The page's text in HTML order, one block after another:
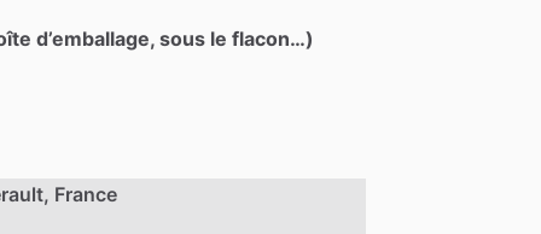
d’emballage, sous le flacon…)